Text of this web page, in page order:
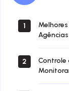
1
2
Controle